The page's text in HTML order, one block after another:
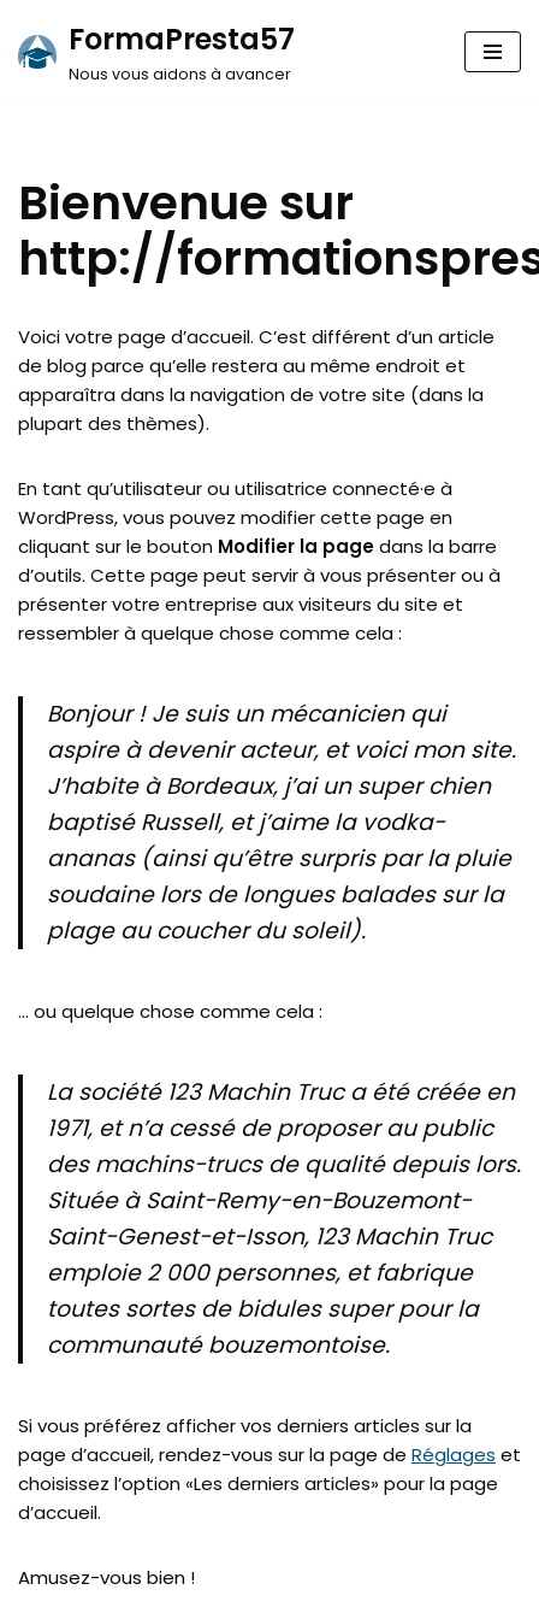
Aller
FormaPresta57
Nous vous aidons à avancer
Bienvenue sur
http://
Voici votre page d’accueil. C’est différent d’un article
de blog parce qu’elle restera au même endroit et
apparaîtra dans la navigation de votre site (dans la
plupart des thèmes).
En tant qu’utilisateur ou utilisatrice connecté·e à
WordPress, vous pouvez modifier cette page en
cliquant sur le bouton Modifier la pagedans la barre
d’outils. Cette page peut servir à vous présenter ou à
présenter votre entreprise aux visiteurs du site et
ressembler à quelque chose comme cela :
Bonjour ! Je suis un mécanicien qui
aspire à devenir acteur, et voici mon site.
J’habite à Bordeaux, j’ai un super chien
baptisé Russell, et j’aime la vodka-
ananas (ainsi qu’être surpris par la pluie
soudaine lors de longues balades sur la
plage au coucher du soleil).
… ou quelque chose comme cela :
La société 123 Machin Truc a été créée en
1971, et n’a cessé de proposer au public
des machins-trucs de qualité depuis lors.
Située à Saint-Remy-en-Bouzemont-
Saint-Genest-et-Isson, 123 Machin Truc
emploie 2 000 personnes, et fabrique
toutes sortes de bidules super pour la
communauté bouzemontoise.
Si vous préférez afficher vos derniers articles sur la
page d’accueil, rendez-vous sur la page de Réglages et
choisissez l’option «Les derniers articles» pour la page
d’accueil.
Amusez-vous bien !